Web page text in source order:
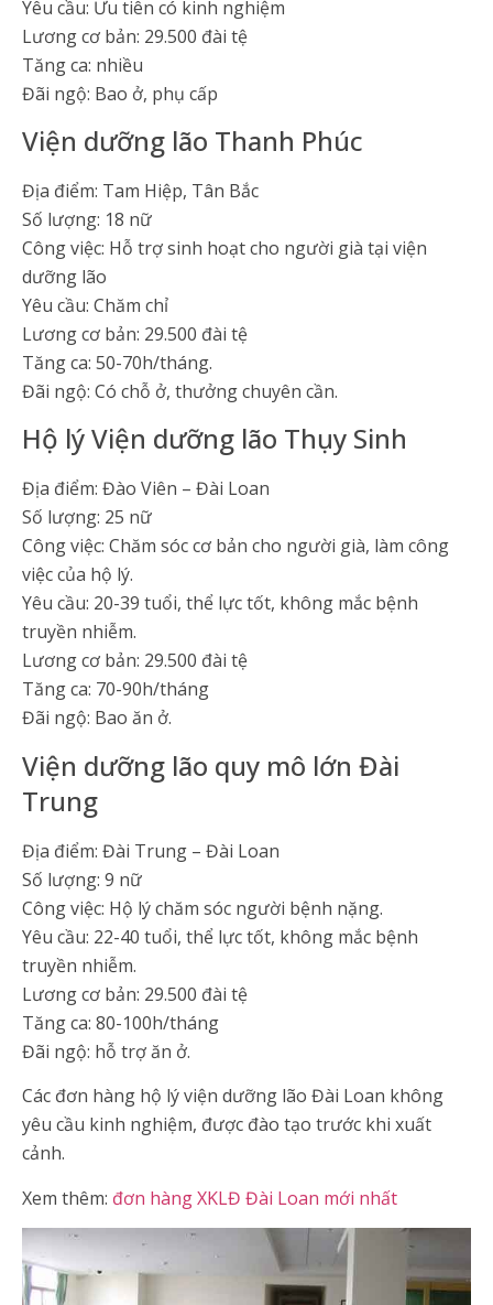
Yêu cầu: Ưu tiên có kinh nghiệm
Lương cơ bản: 29.500 đài tệ
Tăng ca: nhiều
Đãi ngộ: Bao ở, phụ cấp
Viện dưỡng lão Thanh Phúc
Địa điểm: Tam Hiệp, Tân Bắc
Số lượng: 18 nữ
Công việc: Hỗ trợ sinh hoạt cho người già tại viện
dưỡng lão
Yêu cầu: Chăm chỉ
Lương cơ bản: 29.500 đài tệ
Tăng ca: 50-70h/tháng.
Đãi ngộ: Có chỗ ở, thưởng chuyên cần.
Hộ lý Viện dưỡng lão Thụy Sinh
Địa điểm: Đào Viên – Đài Loan
Số lượng: 25 nữ
Công việc: Chăm sóc cơ bản cho người già, làm công
việc của hộ lý.
Yêu cầu: 20-39 tuổi, thể lực tốt, không mắc bệnh
truyền nhiễm.
Lương cơ bản: 29.500 đài tệ
Tăng ca: 70-90h/tháng
Đãi ngộ: Bao ăn ở.
Viện dưỡng lão quy mô lớn Đài
Trung
Địa điểm: Đài Trung – Đài Loan
Số lượng: 9 nữ
Công việc: Hộ lý chăm sóc người bệnh nặng.
Yêu cầu: 22-40 tuổi, thể lực tốt, không mắc bệnh
truyền nhiễm.
Lương cơ bản: 29.500 đài tệ
Tăng ca: 80-100h/tháng
Đãi ngộ: hỗ trợ ăn ở.
Các đơn hàng hộ lý viện dưỡng lão Đài Loan không
yêu cầu kinh nghiệm, được đào tạo trước khi xuất
cảnh.
Xem thêm: đơn hàng XKLĐ Đài Loan mới nhất